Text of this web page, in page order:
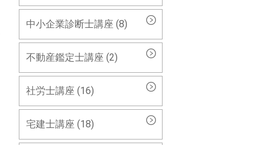
中小企業診断士講座 (8)
不動産鑑定士講座 (2)
社労士講座 (16)
宅建士講座 (18)